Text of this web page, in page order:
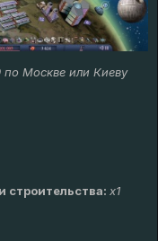
по Москве или Киеву
строительства: x1